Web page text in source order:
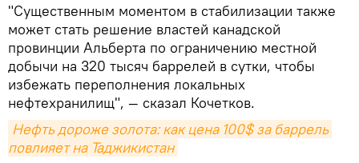
"Существенным моментом в стабилизации также
может стать решение властей канадской
провинции Альберта по ограничению местной
добычи на 320 тысяч баррелей в сутки, чтобы
избежать переполнения локальных
нефтехранилищ", — сказал Кочетков.
Нефть дороже золота: как цена 100$ за баррель
повлияет на Таджикистан